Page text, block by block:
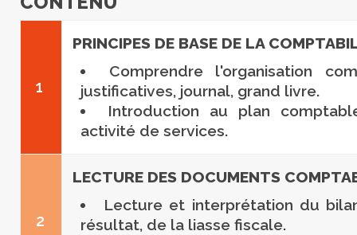
1
PRINCIPES DE BASE DE LA
Comprendre l'organisation
justificatives, journal, grand livre.
Introduction au plan
activité de services.
2
LECTURE DES DOCUMENTS
Lecture et interprétation du
résultat, de la liasse fiscale.